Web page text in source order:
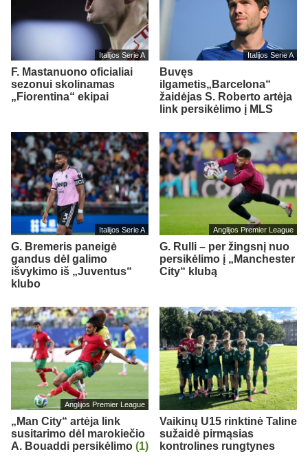
Italijos Serie A
F. Mastanuono oficialiai
sezonui skolinamas
„Fiorentina“ ekipai
Italijos Serie A
Buvęs
ilgametis„Barcelona“
žaidėjas S. Roberto artėja
link persikėlimo į MLS
Italijos Serie A
G. Bremeris paneigė
gandus dėl galimo
išvykimo iš „Juventus“
klubo
Anglijos Premier League
G. Rulli – per žingsnį nuo
persikėlimo į „Manchester
City“ klubą
Anglijos Premier League
„Man City“ artėja link
susitarimo dėl marokiečio
A. Bouaddi persikėlimo (1)
Vaikinų U15 rinktinė Taline
sužaidė pirmąsias
kontrolines rungtynes